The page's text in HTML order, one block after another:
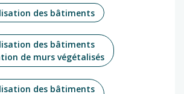
des bâtiments
des bâtiments
de murs végétalisés
des bâtiments